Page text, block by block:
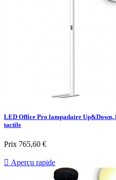
LED Office Pro lampadaire
tactile
Prix 765,60 €
 Aperçu rapide